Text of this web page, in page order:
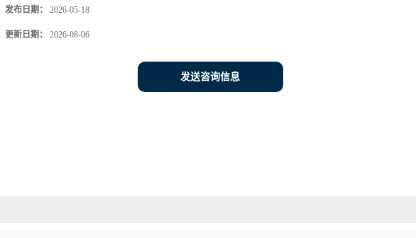
发布日期： 2026-05-18
更新日期： 2026-08-06
发送咨询信息